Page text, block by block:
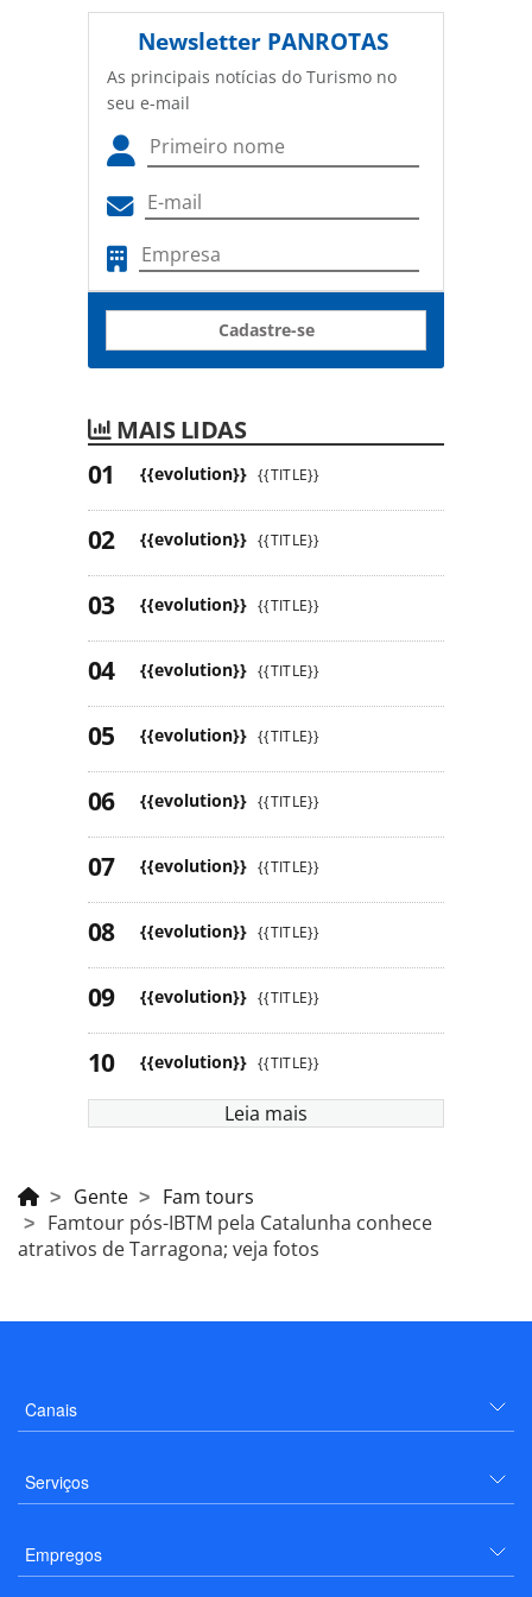
Newsletter PANROTAS
As principais notícias do Turismo no
seu e-mail
Cadastre-se
MAIS LIDAS
{{evolution}} {{TITLE}}
{{evolution}} {{TITLE}}
{{evolution}} {{TITLE}}
{{evolution}} {{TITLE}}
{{evolution}} {{TITLE}}
{{evolution}} {{TITLE}}
{{evolution}} {{TITLE}}
{{evolution}} {{TITLE}}
{{evolution}} {{TITLE}}
{{evolution}} {{TITLE}}
Leia mais
Gente
Fam tours
Famtour pós-IBTM pela Catalunha conhece
atrativos de Tarragona; veja fotos
Canais
Serviços
Empregos